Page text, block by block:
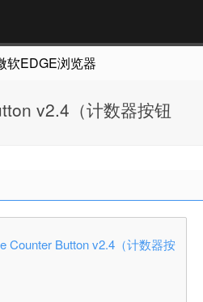
软EDGE浏览器插件推荐网站，
v2.4（计数器按钮
Counter Button v2.4（计数器按